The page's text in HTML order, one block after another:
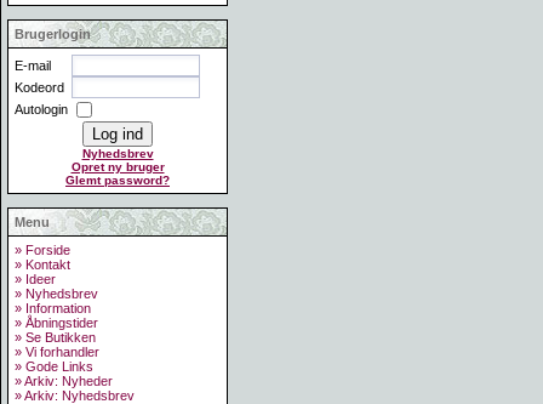
Brugerlogin
E-mail
Kodeord
Autologin
Nyhedsbrev
Opret ny bruger
Glemt password?
Menu
» Forside
» Kontakt
» Ideer
» Nyhedsbrev
» Information
» Åbningstider
» Se Butikken
» Vi forhandler
» Gode Links
» Arkiv: Nyheder
» Arkiv: Nyhedsbrev